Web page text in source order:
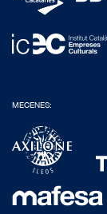
MECENES: